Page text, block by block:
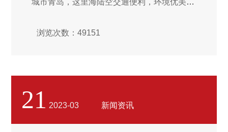
城市青岛，这里海陆空交通便利，环境优美，
技术企业，主要从事激光技术和数控技术应用
雕刻机，等离子切割机等。...
浏览次数：49151
21 2023-03 新闻资讯